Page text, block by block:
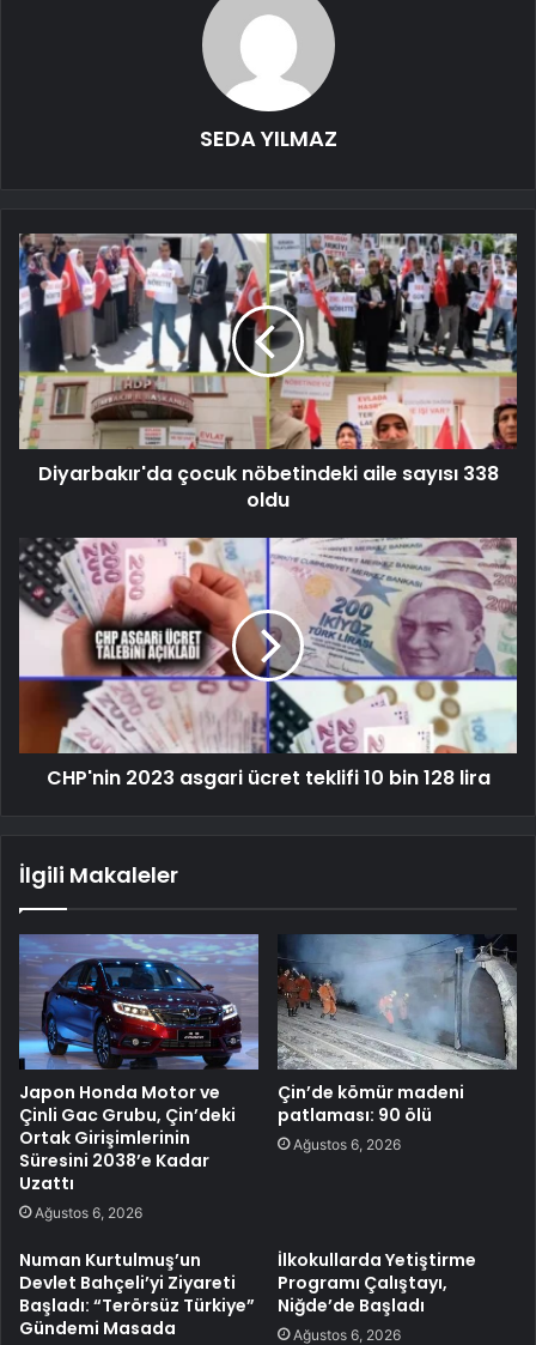
SEDA YILMAZ
Diyarbakır'da çocuk nöbetindeki aile sayısı 338
oldu
CHP'nin 2023 asgari ücret teklifi 10 bin 128 lira
İlgili Makaleler
Japon Honda Motor ve
Çinli Gac Grubu, Çin’deki
Ortak Girişimlerinin
Süresini 2038’e Kadar
Uzattı
Ağustos 6, 2026
Çin’de kömür madeni
patlaması: 90 ölü
Ağustos 6, 2026
Numan Kurtulmuş’un
Devlet Bahçeli’yi Ziyareti
Başladı: “Terörsüz Türkiye”
Gündemi Masada
İlkokullarda Yetiştirme
Programı Çalıştayı,
Niğde’de Başladı
Ağustos 6, 2026